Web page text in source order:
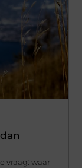
vraag: waar